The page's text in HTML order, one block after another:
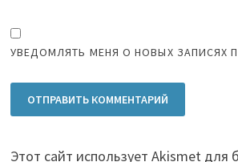
УВЕДОМЛЯТЬ МЕНЯ О НОВЫХ ЗАПИСЯХ
Этот сайт использует Akismet для